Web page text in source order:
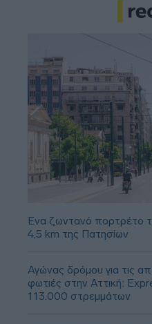
Ένα ζωντανό πορτρέτο
4,5 km της Πατησίων
Αγώνας δρόμου για τις
φωτιές στην Αττική:
113.000 στρεμμάτων